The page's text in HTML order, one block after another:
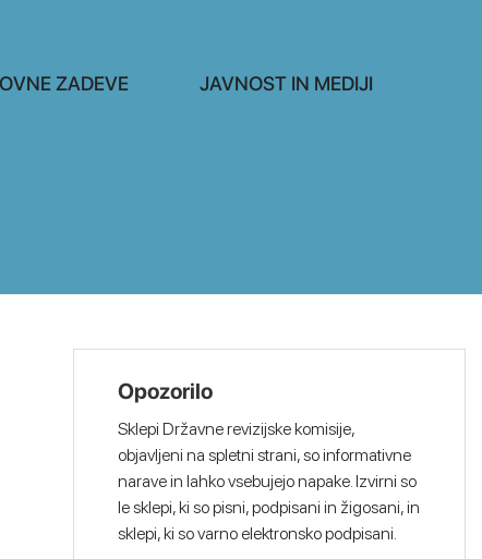
ZADEVE
JAVNOST IN MEDIJI
Opozorilo
Sklepi Državne revizijske komisije,
objavljeni na spletni strani, so informativne
narave in lahko vsebujejo napake. Izvirni so
le sklepi, ki so pisni, podpisani in žigosani, in
sklepi, ki so varno elektronsko podpisani.